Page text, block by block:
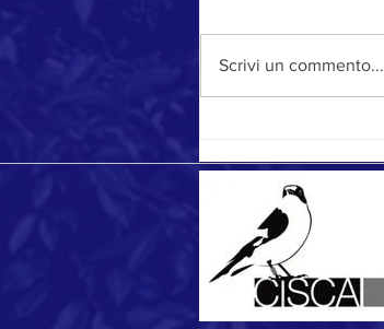
Scrivi un commento...